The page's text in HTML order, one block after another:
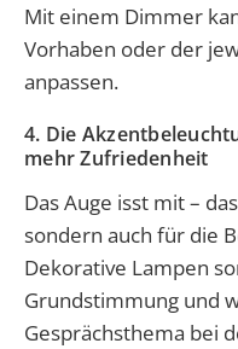
Mit einem Dimmer
Vorhaben oder der
anpassen.
4. Die
mehr Zufriedenheit
Das Auge isst mit –
sondern auch für die
Dekorative Lampen
Grundstimmung und
Gesprächsthema bei